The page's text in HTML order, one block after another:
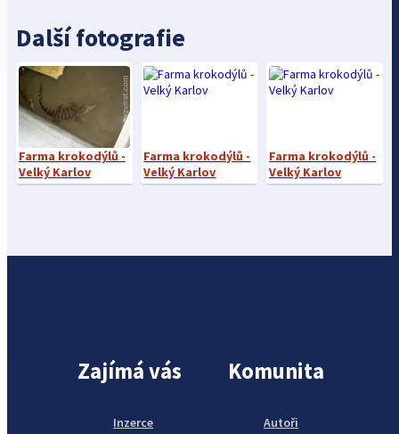
Další fotografie
Farma krokodýlů -
Velký Karlov
Farma krokodýlů -
Velký Karlov
Farma krokodýlů -
Velký Karlov
Zajímá vás
Inzerce
Komunita
Autoři